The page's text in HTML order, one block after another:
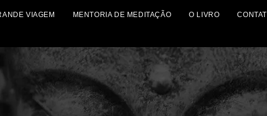
VIAGEM MENTORIA DE MEDITAÇÃO O LIVRO